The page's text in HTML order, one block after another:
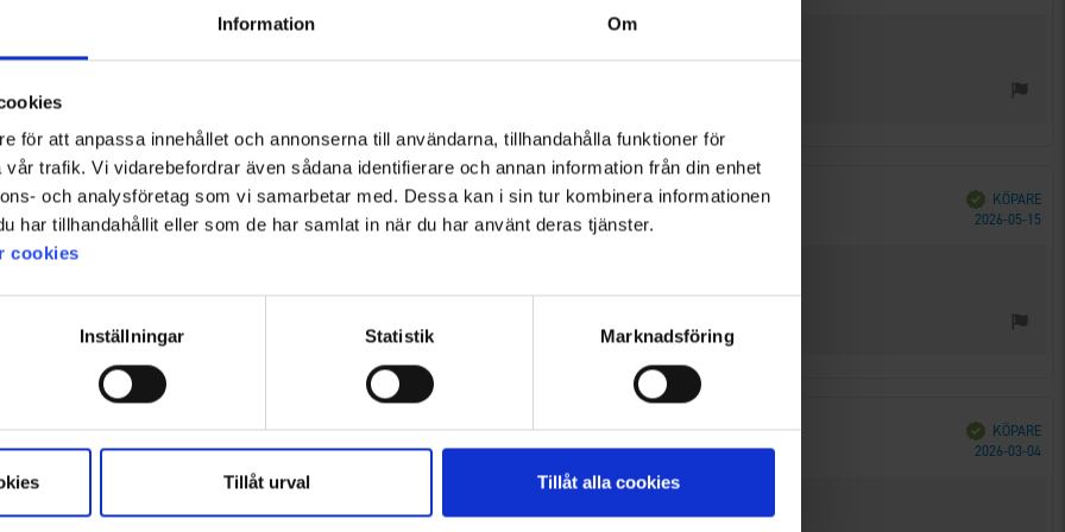
Information Om
för att anpassa innehållet och annonserna till användarna, tillhandahålla funktioner för
trafik. Vi vidarebefordrar även sådana identifierare och annan information från din enhet
och analysföretag som vi samarbetar med. Dessa kan i sin tur kombinera informationen
har tillhandahållit eller som de har samlat in när du har använt deras tjänster.
cookies
Inställningar Statistik Marknadsföring
Tillåt urval Tillåt alla cookies
Bekräftad
KÖPARE
2026-05-15
Bekräftad
KÖPARE
2026-03-04
från er!👍